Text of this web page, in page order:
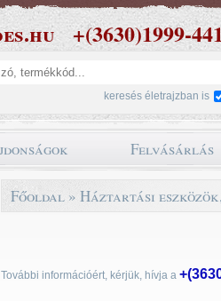
+(3630)1999-
keresés életrajzban is
Felvásárlás
Főoldal » Háztartási
További információért, kérjük, hívja a